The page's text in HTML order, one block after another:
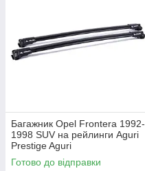
Багажник Opel Frontera 1992-
1998 SUV на рейлинги Aguri
Prestige Aguri
Готово до відправки